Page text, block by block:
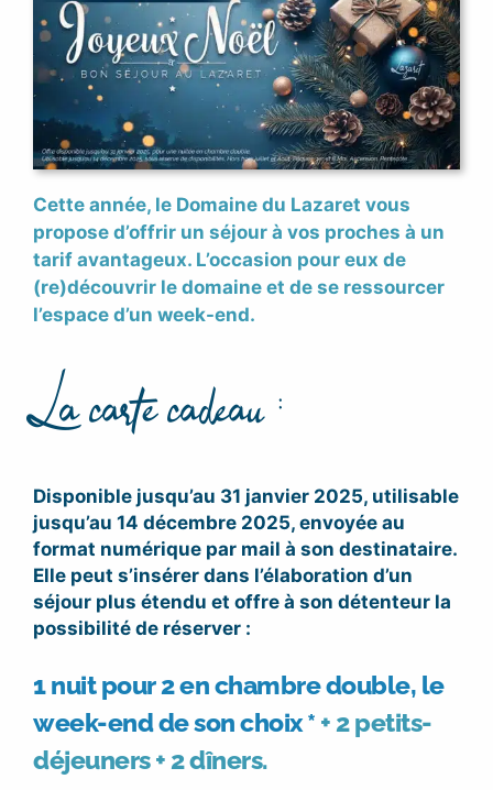
Cette année, le Domaine du Lazaret vous
propose d’offrir un séjour à vos proches à un
tarif avantageux. L’occasion pour eux de
(re)découvrir le domaine et de se ressourcer
l’espace d’un week-end.
La carte cadeau :
Disponible jusqu’au 31 janvier 2025, utilisable
jusqu’au 14 décembre 2025, envoyée au
format numérique par mail à son destinataire.
Elle peut s’insérer dans l’élaboration d’un
séjour plus étendu et offre à son détenteur la
possibilité de réserver :
1 nuitpour 2en chambre double, le
week-end de son choix * + 2 petits-
déjeuners + 2 dîners.